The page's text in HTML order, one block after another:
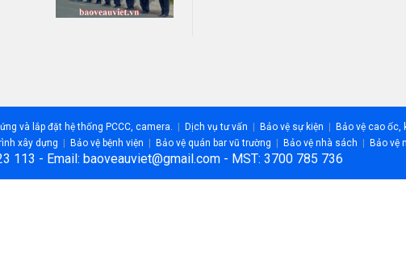
và lắp đặt hệ thống PCCC, camera. Dịch vụ tư vấn Bảo vệ sự kiện
Bảo vệ cao ốc,
xây dựng Bảo vệ bệnh viện Bảo vệ quán bar vũ trường Bảo vệ nhà sách Bảo vệ
113 - Email: baoveauviet@gmail.com - MST: 3700 785 736